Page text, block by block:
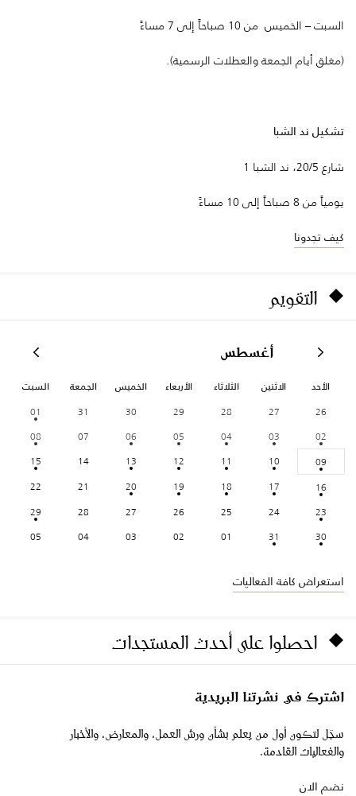
السبت – الخميس من 10 صباحاً إلى 7 مساءً
(مغلق أيام الجمعة والعطلات الرسمية).
تشكيل ند الشبا
شارع 20/5، ند الشبا 1
يومياً من 8 صباحاً إلى 10 مساءً
كيف تجدونا
التقويم
أغسطس
الأحد الاثنين الثلاثاء الأربعاء الخميس الجمعة السبت
26
27
28
29
30
31
01
02
03
04
05
06
07
08
09
10
11
12
13
14
15
16
17
18
19
20
21
22
23
24
25
26
27
28
29
30
31
01
02
03
04
05
استعراض كافة الفعاليات
احصلوا على أحدث المستجدات
اشترك في نشرتنا البريدية
سجّل لتكون أول من يعلم بشأن ورش العمل، والمعارض، والأخبار
والفعاليات القادمة.
نضم الان